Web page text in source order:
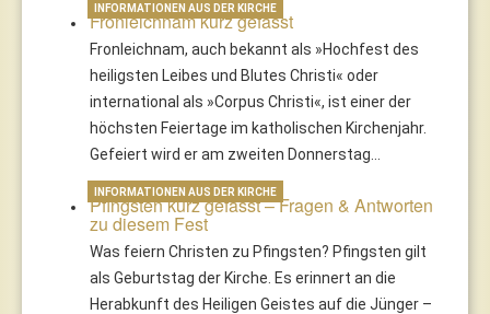
Fronleichnam kurz gefasst
Fronleichnam, auch bekannt als »Hochfest des
heiligsten Leibes und Blutes Christi« oder
international als »Corpus Christi«, ist einer der
höchsten Feiertage im katholischen Kirchenjahr.
Gefeiert wird er am zweiten Donnerstag…
INFORMATIONEN AUS DER KIRCHE
Pfingsten kurz gefasst – Fragen & Antworten
zu diesem Fest
Was feiern Christen zu Pfingsten? Pfingsten gilt
als Geburtstag der Kirche. Es erinnert an die
Herabkunft des Heiligen Geistes auf die Jünger –
INFORMATIONEN AUS DER KIRCHE